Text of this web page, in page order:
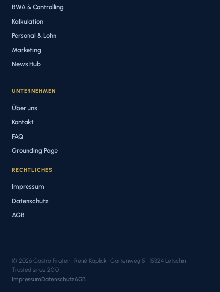
BWA & Controlling
Kalkulation
Personal & Lohn
Marketing
News Hub
UNTERNEHMEN
Über uns
Kontakt
FAQ
Grounding Page
RECHTLICHES
Impressum
Datenschutz
AGB
© 2026 Gastro Piraten · René Kaplick · Gartenweg 5 · 15324 Letschin ·
Trusted since 2010
ImpressumDatenschutzAGB